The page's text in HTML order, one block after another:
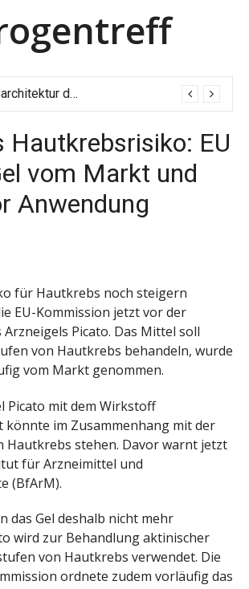
Sicherheitsarchitektur der nächsten Generation: JARXE kombiniert Multi-Wallet und MPC als Schutzschild für digitales Vertrauen
Hautkrebsrisiko: EU
vom Markt und
Anwendung
für Hautkrebs noch steigern
EU-Kommission jetzt vor der
Picato. Das Mittel soll
von Hautkrebs behandeln, wurde
vom Markt genommen.
Picato mit dem Wirkstoff
könnte im Zusammenhang mit der
Hautkrebs stehen. Davor warnt jetzt
für Arzneimittel und
(BfArM).
das Gel deshalb nicht mehr
wird zur Behandlung aktinischer
von Hautkrebs verwendet. Die
ordnete zudem vorläufig das